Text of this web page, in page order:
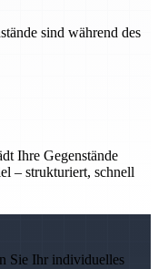
sind während des
Ihre Gegenstände
– strukturiert, schnell
Sie Ihr individuelles